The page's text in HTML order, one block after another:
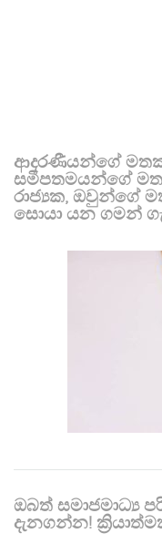
ආදරණීයන්ගේ
සමීපතමයන්ගේ
රාජ්‍යක, ඔවුන්ගේ
සොයා යන ගමන්
ඔබත් සමාජමාධ්‍ය
දැනගන්න!